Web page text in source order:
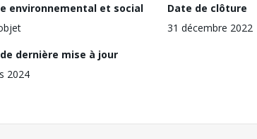
environnemental et social
Date de clôture
31 décembre 2022
dernière mise à jour
2024